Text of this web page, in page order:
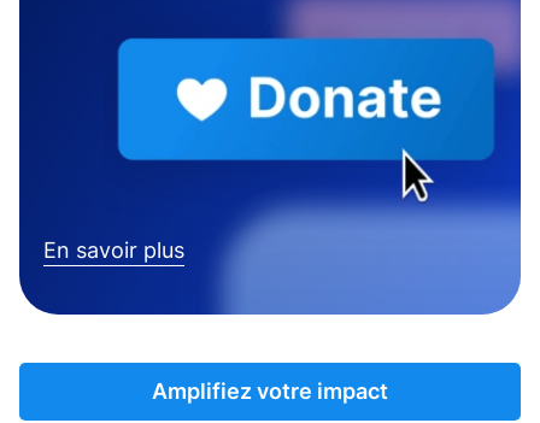
En savoir plus
Amplifiez votre impact